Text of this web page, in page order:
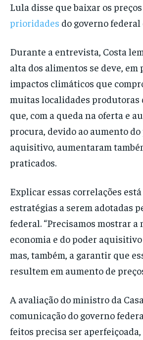
Lula disse que baixar os preços
prioridades do governo federal
Durante a entrevista, Costa
alta dos alimentos se deve, em
impactos climáticos que
muitas localidades produtoras
que, com a queda na oferta e
procura, devido ao aumento do
aquisitivo, aumentaram
praticados.
Explicar essas correlações
estratégias a serem adotadas
federal. “Precisamos mostrar a
economia e do poder
mas, também, a garantir que
resultem em aumento de
A avaliação do ministro da
comunicação do governo
feitos precisa ser aperfeiçoada,